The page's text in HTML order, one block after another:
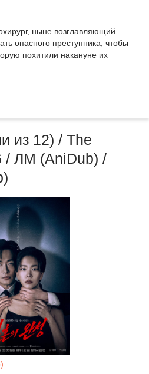
ныне возглавляющий
опасного преступника, чтобы
похитили накануне их
из 12) / The
/ ЛМ (AniDub) /